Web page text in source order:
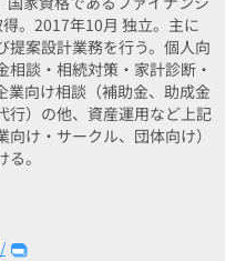
。2017年10月 独立。主に
提案設計業務を行う。個人向
談・相続対策・家計診断・
業向け相談（補助金、助成金
行）の他、資産運用など上記
け・サークル、団体向け）
。